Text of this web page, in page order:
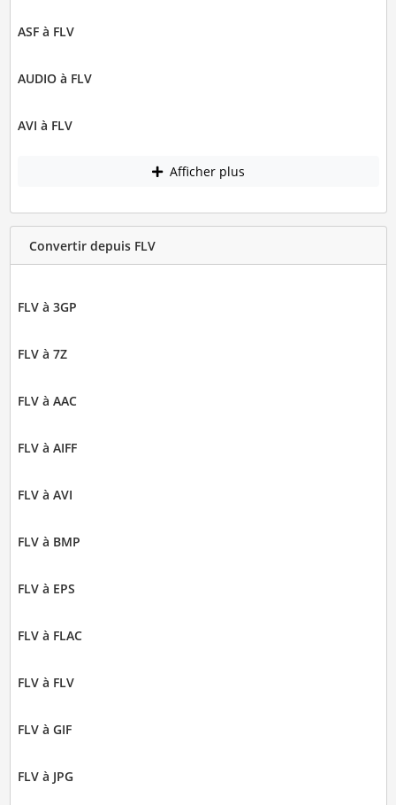
ASF à FLV
AUDIO à FLV
AVI à FLV
Afficher plus
Convertir depuis FLV
FLV à 3GP
FLV à 7Z
FLV à AAC
FLV à AIFF
FLV à AVI
FLV à BMP
FLV à EPS
FLV à FLAC
FLV à FLV
FLV à GIF
FLV à JPG